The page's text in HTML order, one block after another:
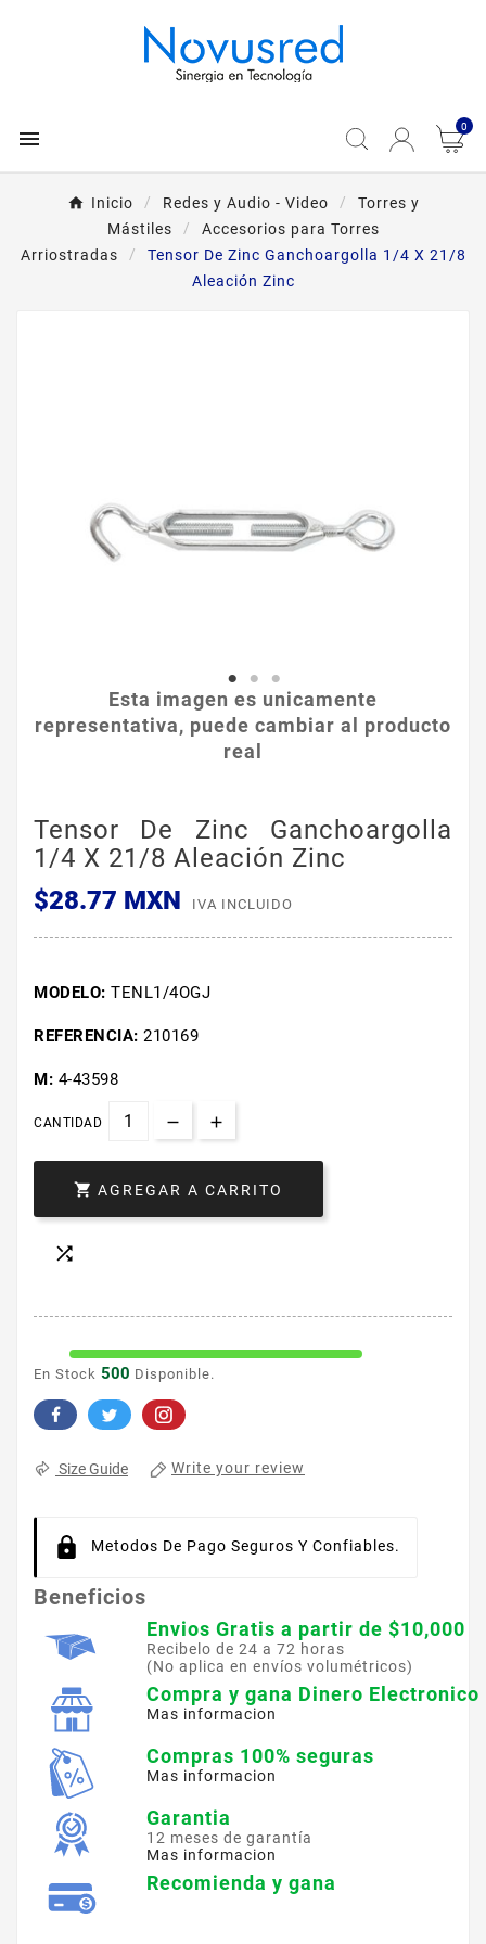
 0
Inicio Redes y Audio - Video
Torres y
Mástiles
Accesorios para Torres
Arriostradas
Tensor De Zinc Ganchoargolla 1/4 X 21/8
Aleación Zinc
Esta imagen es unicamente
representativa, puede cambiar al producto
real
Tensor De Zinc Ganchoargolla
1/4 X 21/8 Aleación Zinc
$28.77 MXN
IVA INCLUIDO
MODELO: TENL1/4OGJ
REFERENCIA: 210169
M: 4-43598
CANTIDAD
 AGREGAR A CARRITO

En Stock 500 Disponible.
Size Guide Write your review
Metodos De Pago Seguros Y Confiables.
Beneficios
Envios Gratis a partir de $10,000
Recibelo de 24 a 72 horas
(No aplica en envíos volumétricos)
Compra y gana Dinero Electronico
Mas informacion
Compras 100% seguras
Mas informacion
Garantia
12 meses de garantía
Mas informacion
Recomienda y gana